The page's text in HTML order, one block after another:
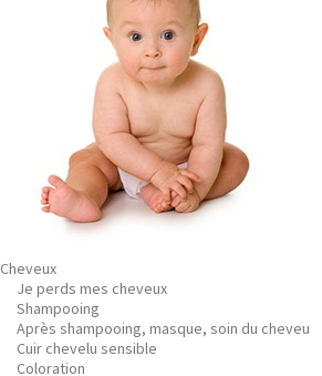
Cheveux
Je perds mes cheveux
Shampooing
Après shampooing, masque, soin du cheveu
Cuir chevelu sensible
Coloration